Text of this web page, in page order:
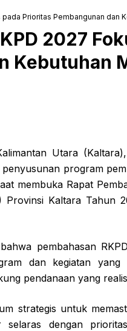
pada Prioritas Pembangunan dan
2027
Kebutuhan
Utara
program
membuka Rapat
Provinsi Kaltara Tahun
pembahasan
dan kegiatan yang
pendanaan yang
strategis untuk
selaras dengan